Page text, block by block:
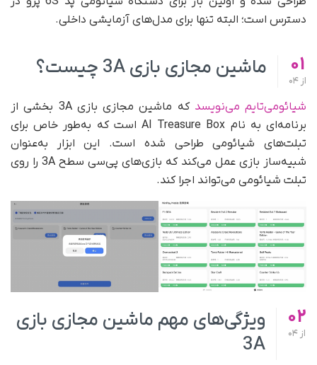
دسترس است؛ البته تنها برای مدل‌های آزمایشی داخلی.
01
از
ماشین مجازی بازی 3A چیست؟
شیائومی‌تایم می‌نویسد
که ماشین مجازی بازی 3A بخشی از
برنامه‌ای به نام AI Treasure Box است که به‌طور خاص برای
تبلت‌های شیائومی طراحی شده است. این ابزار به‌عنوان
شبیه‌ساز بازی عمل می‌کند که بازی‌های پی‌سی سطح 3A را روی
تبلت شیائومی می‌تواند اجرا کند.
02
از
ویژگی‌های مهم ماشین مجازی بازی
3A